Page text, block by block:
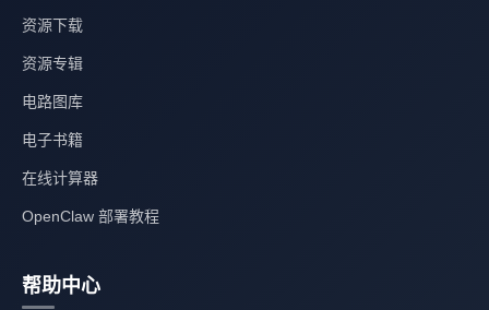
资源下载
资源专辑
电路图库
电子书籍
在线计算器
OpenClaw 部署教程
帮助中心